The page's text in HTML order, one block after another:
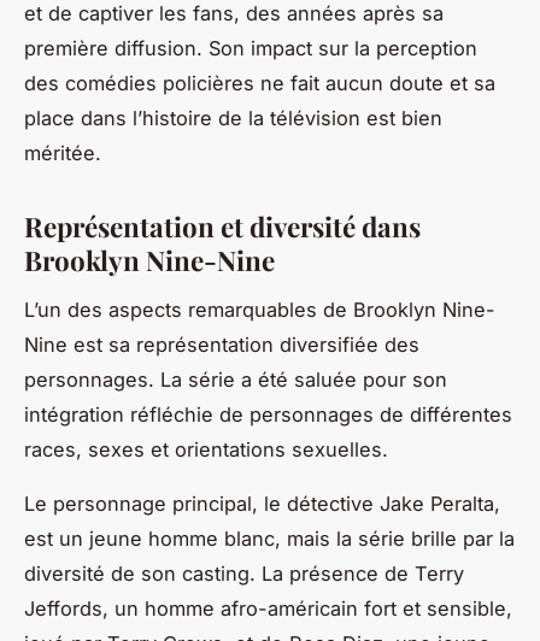
et de captiver les fans, des années après sa
première diffusion. Son impact sur la perception
des comédies policières ne fait aucun doute et sa
place dans l’histoire de la télévision est bien
méritée.
Représentation et diversité dans
Brooklyn Nine-Nine
L’un des aspects remarquables de Brooklyn Nine-
Nine est sa représentation diversifiée des
personnages. La série a été saluée pour son
intégration réfléchie de personnages de différentes
races, sexes et orientations sexuelles.
Le personnage principal, le détective Jake Peralta,
est un jeune homme blanc, mais la série brille par la
diversité de son casting. La présence de Terry
Jeffords, un homme afro-américain fort et sensible,